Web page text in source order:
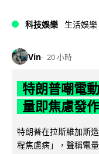
科技娛樂 生活娛樂
Vin 20 小時
特朗普嘲電
量即焦慮發
特朗普在拉斯維加斯
程焦慮病」，聲稱電